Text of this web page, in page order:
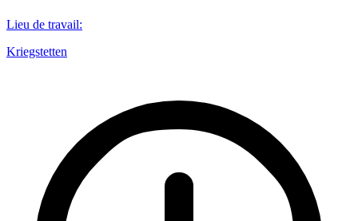
Lieu de travail:
Kriegstetten